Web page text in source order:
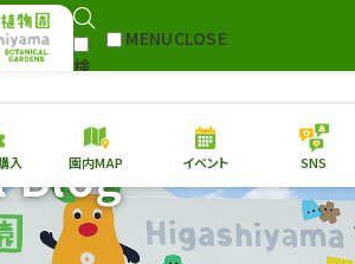
検
MENUCLOSE
本日の開園情報 チケ
園内MAP イベント
入 園内MAP イベント SNS
Blog